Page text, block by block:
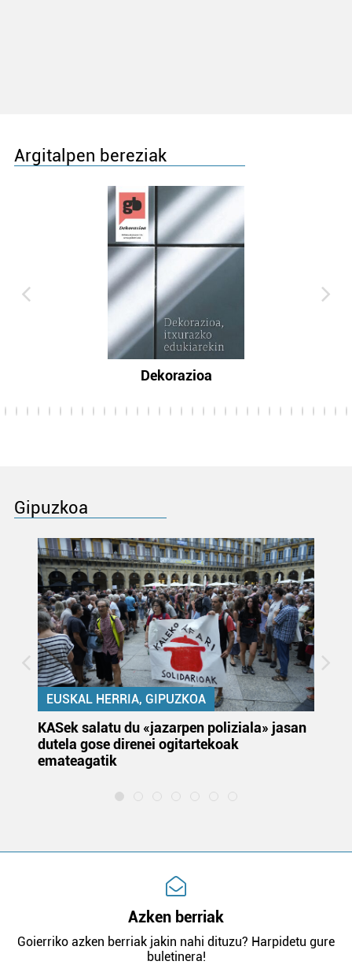
Argitalpen bereziak
Dekorazioa
Gipuzkoa
EUSKAL HERRIA, GIPUZKOA
KASek salatu du «jazarpen poliziala» jasan
dutela gose direnei ogitartekoak
emateagatik
Azken berriak
Goierriko azken berriak jakin nahi dituzu? Harpidetu gure
buletinera!